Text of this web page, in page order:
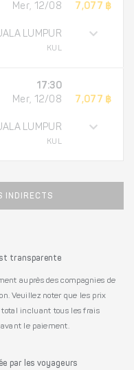
Mer, 12/08
LUMPUR
KUL
7,077 ฿
17:30
Mer, 12/08
LUMPUR
KUL
7,077 ฿
INDIRECTS
transparente
auprès des compagnies de
Veuillez noter que les prix
total incluant tous les frais
le paiement.
par les voyageurs